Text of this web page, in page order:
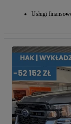
Usługi